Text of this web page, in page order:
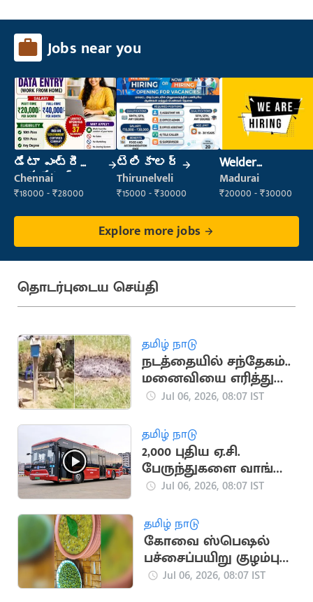
Jobs near you
డేటా ఎంట్రీ
ఆపరేటర్
Chennai
₹18000 - ₹28000
టెలికాలర్
Thirunelveli
₹15000 - ₹30000
Welder
(Fabrication)
Madurai
₹20000 - ₹30000
Explore more jobs
தொடர்புடைய செய்தி
தமிழ் நாடு
நடத்தையில் சந்தேகம்..
மனைவியை எரித்துக்
கொன்ற கணவர்
Jul 06, 2026, 08:07 IST
தமிழ் நாடு
2,000 புதிய ஏ.சி.
பேருந்துகளை வாங்க
தமிழக அரசு முடிவு
Jul 06, 2026, 08:07 IST
தமிழ் நாடு
கோவை ஸ்பெஷல்
பச்சைப்பயிறு குழம்பு
ரெசிபி
Jul 06, 2026, 08:07 IST